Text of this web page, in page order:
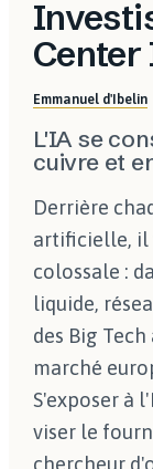
Center
Emmanuel d'Ibelin
L'IA se
cuivre et
Derrière
artificielle, il
colossale :
liquide,
des Big
marché
S'exposer à
viser le
chercheur